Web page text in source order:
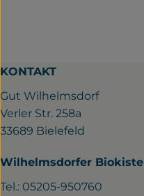
KONTAKT
Gut Wilhelmsdorf
Verler Str. 258a
33689 Bielefeld
Wilhelmsdorfer Biokiste
Tel.: 05205-950760